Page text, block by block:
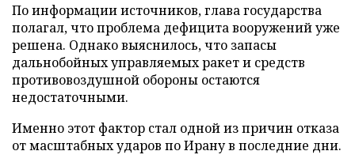
По информации источников, глава государства
полагал, что проблема дефицита вооружений уже
решена. Однако выяснилось, что запасы
дальнобойных управляемых ракет и средств
противовоздушной обороны остаются
недостаточными.
Именно этот фактор стал одной из причин отказа
от масштабных ударов по Ирану в последние дни.